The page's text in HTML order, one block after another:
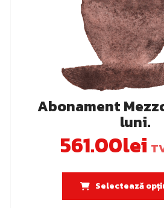
Abonament
luni.
561.00lei
Selectează